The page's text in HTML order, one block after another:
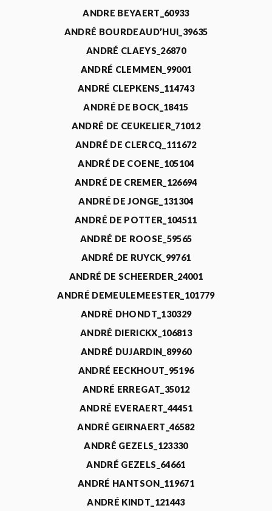
ANDRE BEYAERT_60933
ANDRÉ BOURDEAUD’HUI_39635
ANDRÉ CLAEYS_26870
ANDRÉ CLEMMEN_99001
ANDRÉ CLEPKENS_114743
ANDRÉ DE BOCK_18415
ANDRÉ DE CEUKELIER_71012
ANDRÉ DE CLERCQ_111672
ANDRÉ DE COENE_105104
ANDRÉ DE CREMER_126694
ANDRÉ DE JONGE_131304
ANDRÉ DE POTTER_104511
ANDRÉ DE ROOSE_59565
ANDRÉ DE RUYCK_99761
ANDRÉ DE SCHEERDER_24001
ANDRÉ DEMEULEMEESTER_101779
ANDRÉ DHONDT_130329
ANDRÉ DIERICKX_106813
ANDRÉ DUJARDIN_89960
ANDRÉ EECKHOUT_95196
ANDRÉ ERREGAT_35012
ANDRÉ EVERAERT_44451
ANDRÉ GEIRNAERT_46582
ANDRÉ GEZELS_123330
ANDRÉ GEZELS_64661
ANDRÉ HANTSON_119671
ANDRÉ KINDT_121443